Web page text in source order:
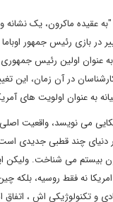
عقیده ماکرون، یک نشانه
در بازی رئیس جمهور
عنوان اولین رئیس جمهوری
در آن زمان، این
به عنوان اولویت های
می نویسد، واقعیت
دنیای چند قطبی جدیدی
بیستم می شناخت. ولیکن
نه فقط روسیه، بلکه
و تکنولوژیکی اش ، اتفاق